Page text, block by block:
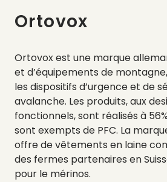
Ortovox
Ortovox est une marque
et d’équipements de
les dispositifs d’urgence et de
avalanche. Les produits, aux
fonctionnels, sont réalisés à
sont exempts de PFC. La
offre de vêtements en laine
des fermes partenaires en
pour le mérinos.